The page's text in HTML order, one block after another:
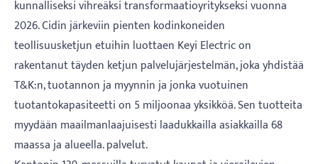
kunnalliseksi vihreäksi transformaatioyritykseksi vuonna
2026. Cidin järkeviin pienten kodinkoneiden
teollisuusketjun etuihin luottaen Keyi Electric on
rakentanut täyden ketjun palvelujärjestelmän, joka yhdistää
T&K:n, tuotannon ja myynnin ja jonka vuotuinen
tuotantokapasiteetti on 5 miljoonaa yksikköä. Sen tuotteita
myydään maailmanlaajuisesti laadukkailla asiakkailla 68
maassa ja alueella. palvelut.